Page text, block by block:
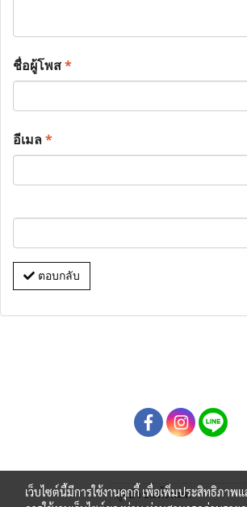
ชื่อผู้โพส*
อีเมล*
ตอบกลับ
ผู้เข้าชมทั้งหมด
เว็บไซต์นี้มีการใช้งานคุกกี้ เพื่อเพิ่มประสิทธิภาพ